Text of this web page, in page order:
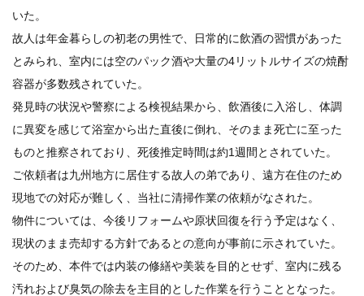
いた。
故人は年金暮らしの初老の男性で、日常的に飲酒の習慣があった
とみられ、室内には空のパック酒や大量の4リットルサイズの焼酎
容器が多数残されていた。
発見時の状況や警察による検視結果から、飲酒後に入浴し、体調
に異変を感じて浴室から出た直後に倒れ、そのまま死亡に至った
ものと推察されており、死後推定時間は約1週間とされていた。
ご依頼者は九州地方に居住する故人の弟であり、遠方在住のため
現地での対応が難しく、当社に清掃作業の依頼がなされた。
物件については、今後リフォームや原状回復を行う予定はなく、
現状のまま売却する方針であるとの意向が事前に示されていた。
そのため、本件では内装の修繕や美装を目的とせず、室内に残る
汚れおよび臭気の除去を主目的とした作業を行うこととなった。